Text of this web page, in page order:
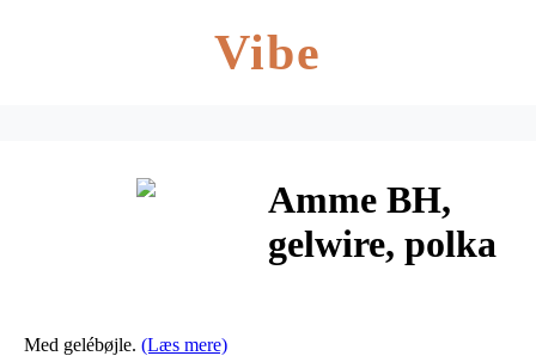
Vibe
Amme BH,
gelwire, polka
Med gelébøjle. (Læs mere)